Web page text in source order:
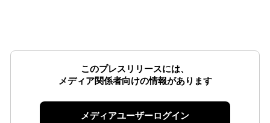
このプレスリリースには、
メディア関係者向けの情報があります
メディアユーザーログイン